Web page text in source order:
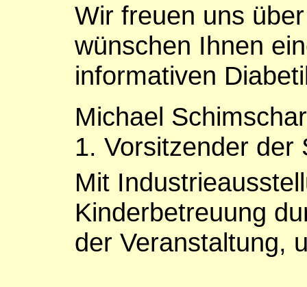
Wir freuen uns
wünschen Ihnen
informativen
Michael Schimschar
1. Vorsitzender der
Mit
Kinderbetreuung
der Veranstaltung,